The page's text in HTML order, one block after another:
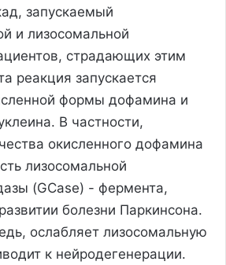
запускаемый
и лизосомальной
страдающих этим
реакция запускается
формы дофамина и
В частности,
окисленного дофамина
лизосомальной
(GCase) - фермента,
болезни Паркинсона.
ослабляет лизосомальную
к нейродегенерации.